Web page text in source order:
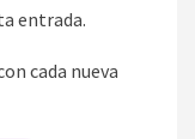
entrada.
cada nueva